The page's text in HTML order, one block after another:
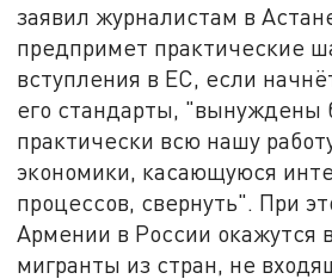
заявил журналистам в
предпримет практические
вступления в ЕС, если
его стандарты, "вынуждены
практически всю нашу
экономики, касающуюся
процессов, свернуть". При
Армении в России окажутся
мигранты из стран, не